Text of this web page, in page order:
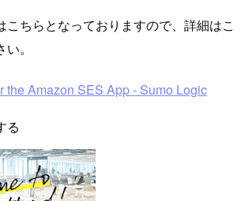
こちらとなっておりますので、詳細はこ
。
the Amazon SES App - Sumo Logic
る